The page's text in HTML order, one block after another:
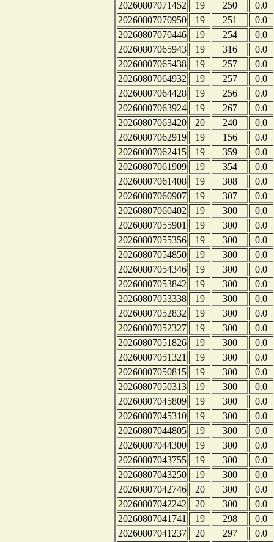
20260807071452
19 250
0.0
20260807070950
19 251
0.0
20260807070446
19 254
0.0
20260807065943
19 316
0.0
20260807065438
19 257
0.0
20260807064932
19 257
0.0
20260807064428
19 256
0.0
20260807063924
19 267
0.0
20260807063420
20 240
0.0
20260807062919
19 156
0.0
20260807062415
19 359
0.0
20260807061909
19 354
0.0
20260807061408
19 308
0.0
20260807060907
19 307
0.0
20260807060402
19 300
0.0
20260807055901
19 300
0.0
20260807055356
19 300
0.0
20260807054850
19 300
0.0
20260807054346
19 300
0.0
20260807053842
19 300
0.0
20260807053338
19 300
0.0
20260807052832
19 300
0.0
20260807052327
19 300
0.0
20260807051826
19 300
0.0
20260807051321
19 300
0.0
20260807050815
19 300
0.0
20260807050313
19 300
0.0
20260807045809
19 300
0.0
20260807045310
19 300
0.0
20260807044805
19 300
0.0
20260807044300
19 300
0.0
20260807043755
19 300
0.0
20260807043250
19 300
0.0
20260807042746
20 300
0.0
20260807042242
20 300
0.0
20260807041741
19 298
0.0
20260807041237
20 297
0.0